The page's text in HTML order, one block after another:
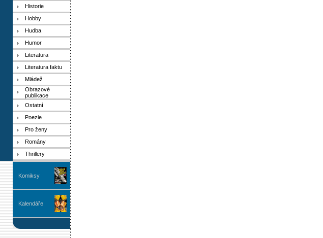
Historie
Hobby
Hudba
Humor
Literatura
Literatura faktu
Mládež
Obrazové
publikace
Ostatní
Poezie
Pro ženy
Romány
Thrillery
Komiksy
Kalendáře